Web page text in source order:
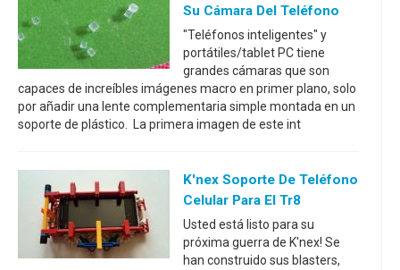
Su Cámara Del Teléfono
"Teléfonos inteligentes" y
portátiles/tablet PC tiene
grandes cámaras que son
capaces de increíbles imágenes macro en primer plano, solo
por añadir una lente complementaria simple montada en un
soporte de plástico. La primera imagen de este int
K'nex Soporte De Teléfono
Celular Para El Tr8
Usted está listo para su
próxima guerra de K'nex! Se
han construido sus blasters,